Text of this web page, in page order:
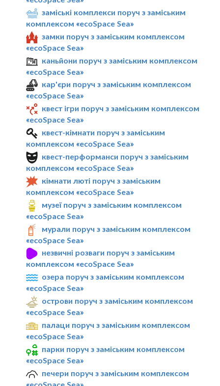
заміські комплекси поруч з заміським
комплексом «ecoSpace Sea»
замки поруч з заміським комплексом
«ecoSpace Sea»
каньйони поруч з заміським комплексом
«ecoSpace Sea»
кар'єри поруч з заміським комплексом
«ecoSpace Sea»
квест ігри поруч з заміським комплексом
«ecoSpace Sea»
квест-кімнати поруч з заміським
комплексом «ecoSpace Sea»
квест-перформанси поруч з заміським
комплексом «ecoSpace Sea»
кімнати люті поруч з заміським
комплексом «ecoSpace Sea»
музеї поруч з заміським комплексом
«ecoSpace Sea»
мурали поруч з заміським комплексом
«ecoSpace Sea»
незвичні розваги поруч з заміським
комплексом «ecoSpace Sea»
озера поруч з заміським комплексом
«ecoSpace Sea»
острови поруч з заміським комплексом
«ecoSpace Sea»
палаци поруч з заміським комплексом
«ecoSpace Sea»
парки поруч з заміським комплексом
«ecoSpace Sea»
печери поруч з заміським комплексом
«ecoSpace Sea»